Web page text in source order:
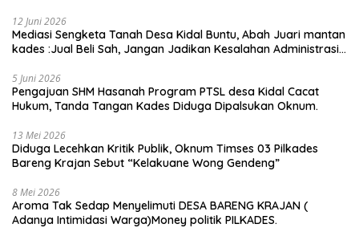
12 Juni 2026
Mediasi Sengketa Tanah Desa Kidal Buntu, Abah Juari mantan
kades :Jual Beli Sah, Jangan Jadikan Kesalahan Administrasi
5 Juni 2026
Pengajuan SHM Hasanah Program PTSL desa Kidal Cacat
Hukum, Tanda Tangan Kades Diduga Dipalsukan Oknum.
13 Mei 2026
Diduga Lecehkan Kritik Publik, Oknum Timses 03 Pilkades
Bareng Krajan Sebut “Kelakuane Wong Gendeng”
8 Mei 2026
Aroma Tak Sedap Menyelimuti DESA BARENG KRAJAN (
Adanya Intimidasi Warga)Money politik PILKADES.